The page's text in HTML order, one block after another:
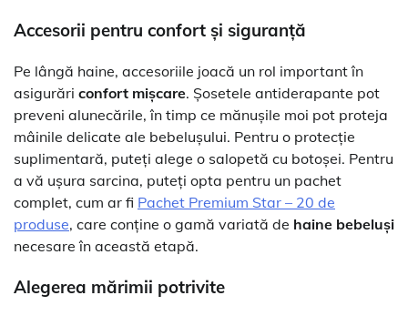
Accesorii pentru confort și siguranță
Pe lângă haine, accesoriile joacă un rol important în
asigurări confort mișcare. Șosetele antiderapante pot
preveni alunecările, în timp ce mănușile moi pot proteja
mâinile delicate ale bebelușului. Pentru o protecție
suplimentară, puteți alege o salopetă cu botoșei. Pentru
a vă ușura sarcina, puteți opta pentru un pachet
complet, cum ar fi Pachet Premium Star – 20 de
produse, care conține o gamă variată de haine bebeluși
necesare în această etapă.
Alegerea mărimii potrivite